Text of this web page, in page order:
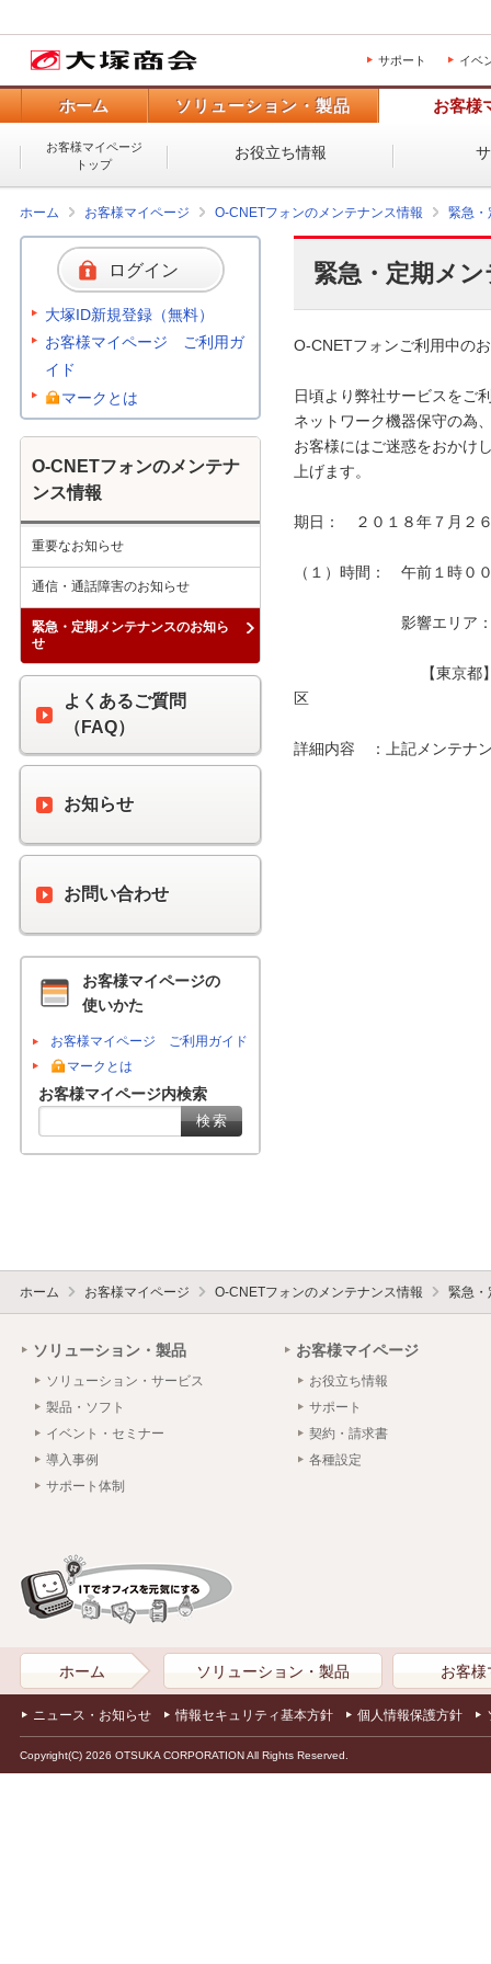
サポート イベ
ホーム ソリューション・製品 お客様
お客様マイページ
トップ
お役立ち情報
ホーム お客様マイページ O-CNETフォンのメンテナンス情報 緊急・
緊急・定期メ
O-CNETフォンご利用中の
日頃より弊社サービスをご
ネットワーク機器保守の為
お客様にはご迷惑をおかけ
上げます。
期日：　２０１８年７月２
（１）時間：　午前１時０
影響エリア：　下記
【東京都】　
詳細内容　：上記メンテナ
ログイン
大塚ID新規登録（無料）
お客様マイページ ご利用ガ
イド
マークとは
O-CNETフォンのメンテナ
ンス情報
重要なお知らせ
通信・通話障害のお知らせ
緊急・定期メンテナンスのお知ら
せ
よくあるご質問
（FAQ）
お知らせ
お問い合わせ
お客様マイページの
使いかた
お客様マイページ ご利用ガイド
マークとは
お客様マイページ内検索
ホーム お客様マイページ O-CNETフォンのメンテナンス情報 緊急・
ソリューション・製品
ソリューション・サービス
製品・ソフト
イベント・セミナー
導入事例
サポート体制
お客様マイページ
お役立ち情報
サポート
契約・請求書
各種設定
ホーム ソリューション・製品 お客様
ニュース・お知らせ 情報セキュリティ基本方針 個人情報保護方針
Copyright(C) 2026 OTSUKA CORPORATION All Rights Reserved.